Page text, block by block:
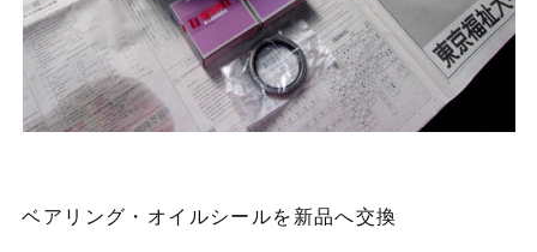
ベアリング・オイルシールを新品へ交換